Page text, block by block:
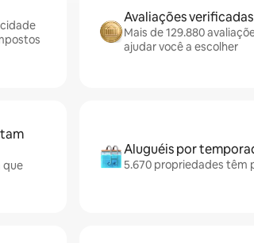
Avaliações
Mais de 129.880
ajudar você a escolher
que
Aluguéis por
5.670 propriedades têm